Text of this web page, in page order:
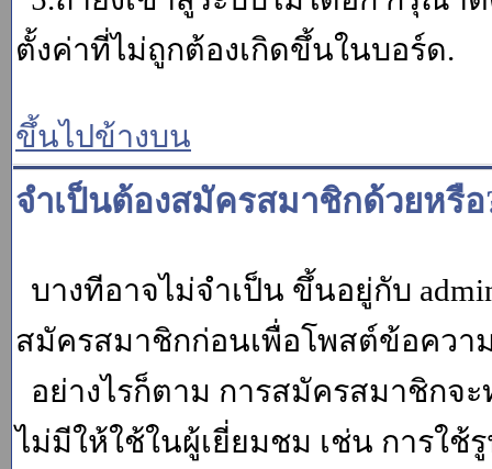
ตั้งค่าที่ไม่ถูกต้องเกิดขึ้นในบอร์ด.
ขึ้นไปข้างบน
จำเป็นต้องสมัครสมาชิกด้วยหรือ
บางทีอาจไม่จำเป็น ขึ้นอยู่กับ
สมัครสมาชิกก่อนเพื่อโพสต์ข้อควา
อย่างไรก็ตาม การสมัครสมาชิก
ไม่มีให้ใช้ในผู้เยี่ยมชม เช่น การใช้